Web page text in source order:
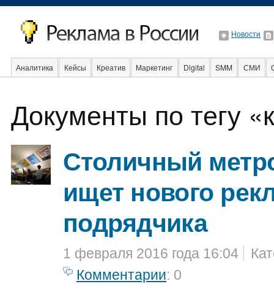
Новости
Аналитика Кейсы Креатив Маркетинг Digital SMM СМИ
Документы по тегу
Столичный
ищет нового
подрядчика
1 февраля 2016 года 16:04
Комментарии: 0